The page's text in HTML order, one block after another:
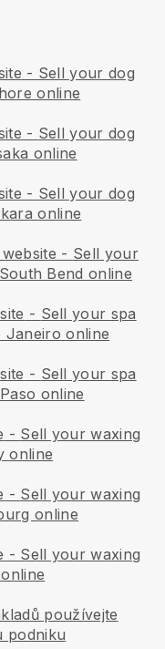
- Sell your dog
online
- Sell your dog
online
- Sell your dog
online
- Sell your
Bend online
- Sell your spa
Janeiro online
- Sell your spa
online
- Sell your waxing
online
- Sell your waxing
online
- Sell your waxing
používejte
podniku